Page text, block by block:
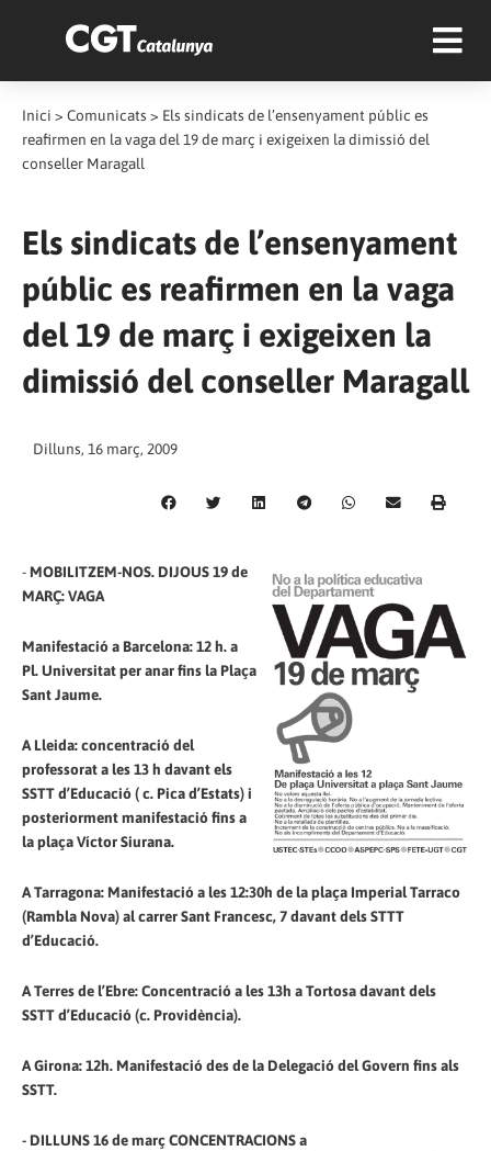
Inici > Comunicats > Els sindicats de l’ensenyament públic es
reafirmen en la vaga del 19 de març i exigeixen la dimissió del
conseller Maragall
Els sindicats de l’ensenyament
públic es reafirmen en la vaga
del 19 de març i exigeixen la
dimissió del conseller Maragall
Dilluns, 16 març, 2009
- MOBILITZEM-NOS. DIJOUS 19 de
MARÇ: VAGA
Manifestació a Barcelona: 12 h. a
Pl. Universitat per anar fins la Plaça
Sant Jaume.
A Lleida: concentració del
professorat a les 13 h davant els
SSTT d’Educació ( c. Pica d’Estats) i
posteriorment manifestació fins a
la plaça Víctor Siurana.
A Tarragona: Manifestació a les 12:30h de la plaça Imperial Tarraco
(Rambla Nova) al carrer Sant Francesc, 7 davant dels STTT
d’Educació.
A Terres de l’Ebre: Concentració a les 13h a Tortosa davant dels
SSTT d’Educació (c. Providència).
A Girona: 12h. Manifestació des de la Delegació del Govern fins als
SSTT.
- DILLUNS 16 de març CONCENTRACIONS a